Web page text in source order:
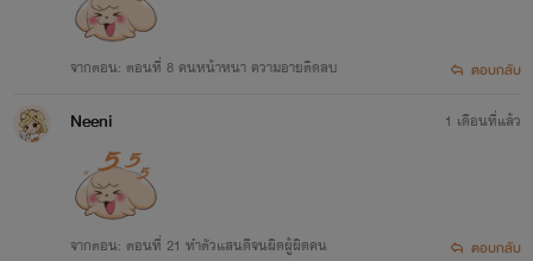
จากตอน: ตอนที่ 8 คนหน้าหนา ความอายติดลบ ตอบกลับ
Neeni
จากตอน: ตอนที่ 21 ทำตัวแสนดีจนผิดผู้ผิดคน
1 เดือนที่แล้ว
ตอบกลับ